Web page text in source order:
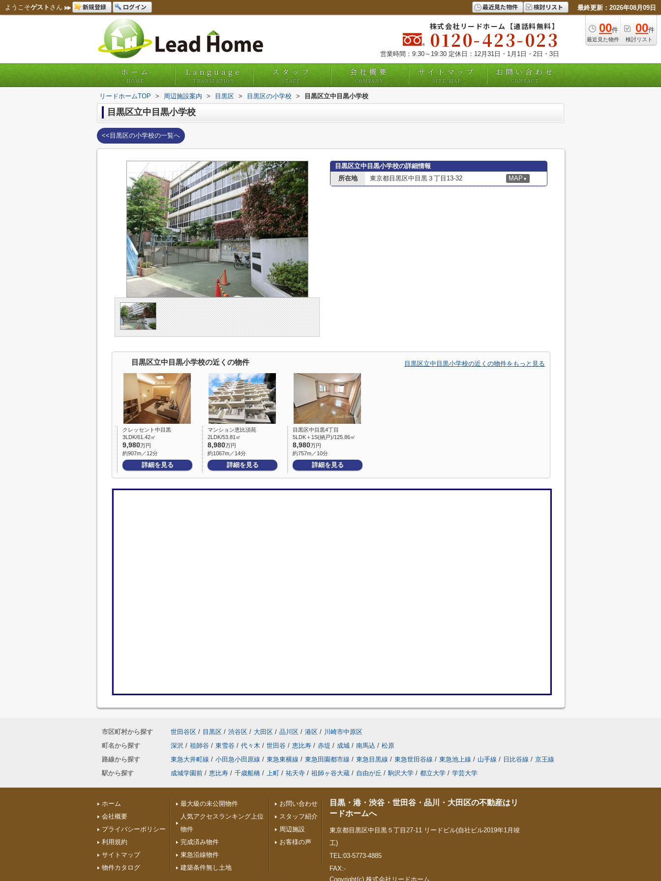
ようこそゲスト さん 新規登録 ログイン 最近見た物件 検討リスト 最終更新：2026年08月09日
00件
最近見た物件
00件
検討リスト
株式会社リードホーム【通話料無料】
0120-423-023
営業時間：9:30～19:30 定休日：12月31日・1月1日・2日・3日
ホーム
HOME
Language
TRANSLATION
スタッフ
STAFF
会社概要
COMPANY
サイトマップ
SITE MAP
お問い合わせ
CONTACT
リードホームTOP > 周辺施設案内 > 目黒区 > 目黒区の小学校 > 目黒区立中目黒小学校
目黒区立中目黒小学校
<<目黒区の小学校の一覧へ
目黒区立中目黒小学校の詳細情報
所在地
東京都目黒区中目黒３丁目13-32 MAP ▼
目黒区立中目黒小学校の近くの物件 目黒区立中目黒小学校の近くの物件をもっと見る
クレッセント中目黒
3LDK/61.42㎡
9,980万円
約907m／12分
詳細を見る
マンション恵比須苑
2LDK/53.81㎡
8,980万円
約1067m／14分
詳細を見る
目黒区中目黒4丁目
5LDK＋1S(納戸)/125.86㎡
8,980万円
約757m／10分
詳細を見る
市区町村から探す 世田谷区 / 目黒区 / 渋谷区 / 大田区 / 品川区 / 港区 / 川崎市中原区
町名から探す
深沢 / 祖師谷 / 東雪谷 / 代々木 / 世田谷 / 恵比寿 / 赤堤 / 成城 / 南馬込 / 松原
路線から探す
東急大井町線 / 小田急小田原線 / 東急東横線 / 東急田園都市線 / 東急目黒線 / 東急世田谷線 / 東急池上線 / 山手線 / 日比谷線 / 京王線
駅から探す
成城学園前 / 恵比寿 / 千歳船橋 / 上町 / 祐天寺 / 祖師ヶ谷大蔵 / 自由が丘 / 駒沢大学 / 都立大学 / 学芸大学
ホーム
会社概要
プライバシーポリシー
利用規約
サイトマップ
物件カタログ
最大級の未公開物件
人気アクセスランキング上位
物件
完成済み物件
東急沿線物件
建築条件無し土地
お問い合わせ
スタッフ紹介
周辺施設
お客様の声
目黒・港・渋谷・世田谷・品川・大田区の不動産はリ
ードホームへ
東京都目黒区中目黒５丁目27-11 リードビル(自社ビル2019年1月竣
工)
TEL:03-5773-4885
FAX:-
Copyright(c) 株式会社リードホーム